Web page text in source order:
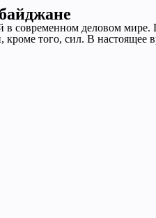
современном деловом
того, сил. В